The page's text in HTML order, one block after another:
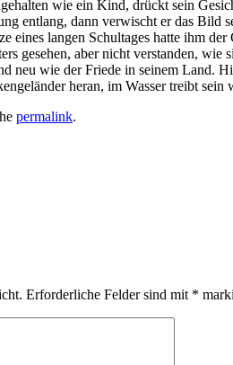
wie ein Kind, drückt sein
entlang, dann verwischt er das Bild
eines langen Schultages hatte ihm
gesehen, aber nicht verstanden,
neu wie der Friede in seinem Land.
heran, im Wasser treibt
permalink.
Erforderliche Felder sind mit *